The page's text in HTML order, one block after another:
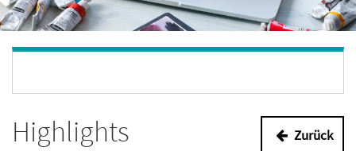
Highlights Zurück